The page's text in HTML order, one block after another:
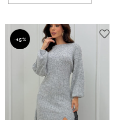
-15%